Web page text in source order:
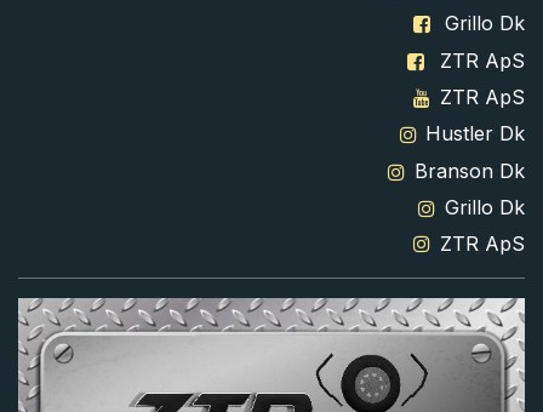
Grillo Dk
ZTR ApS
ZTR ApS
Hustler Dk
Branson Dk
Grillo Dk
ZTR ApS